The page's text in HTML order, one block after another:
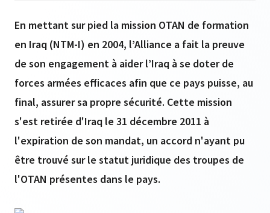
En mettant sur pied la mission OTAN de formation
en Iraq (NTM-I) en 2004, l’Alliance a fait la preuve
de son engagement à aider l’Iraq à se doter de
forces armées efficaces afin que ce pays puisse, au
final, assurer sa propre sécurité. Cette mission
s'est retirée d'Iraq le 31 décembre 2011 à
l'expiration de son mandat, un accord n'ayant pu
être trouvé sur le statut juridique des troupes de
l'OTAN présentes dans le pays.